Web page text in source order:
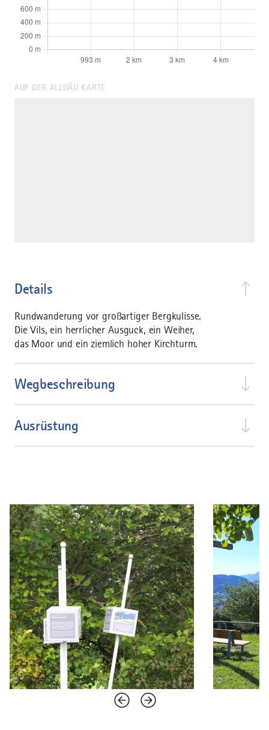
AUF DER ALLGÄU KARTE
Details
Rundwanderung vor großartiger Bergkulisse.
Die Vils, ein herrlicher Ausguck, ein Weiher,
das Moor und ein ziemlich hoher Kirchturm.
Wegbeschreibung
Ausrüstung
© ©